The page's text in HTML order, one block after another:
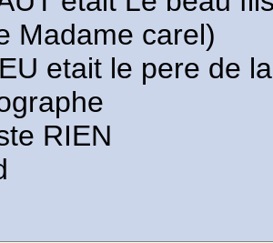
Madame carel)
etait le pere de
RIEN